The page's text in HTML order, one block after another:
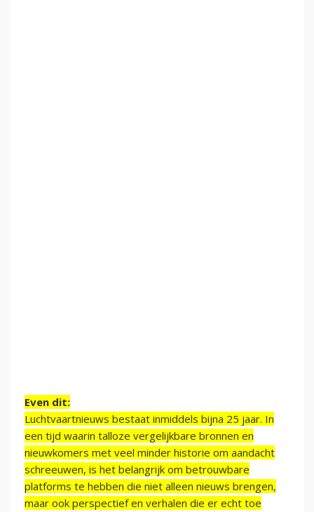
Even dit:
Luchtvaartnieuws bestaat inmiddels bijna 25 jaar. In
een tijd waarin talloze vergelijkbare bronnen en
nieuwkomers met veel minder historie om aandacht
schreeuwen, is het belangrijk om betrouwbare
platforms te hebben die niet alleen nieuws brengen,
maar ook perspectief en verhalen die er echt toe